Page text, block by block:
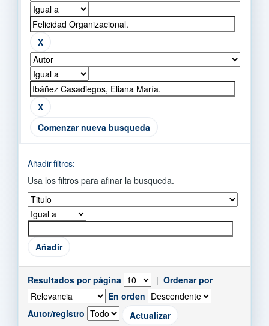
Comenzar nueva busqueda
Añadir filtros:
Usa los filtros para afinar la busqueda.
Resultados por página | Ordenar por
En orden
Autor/registro